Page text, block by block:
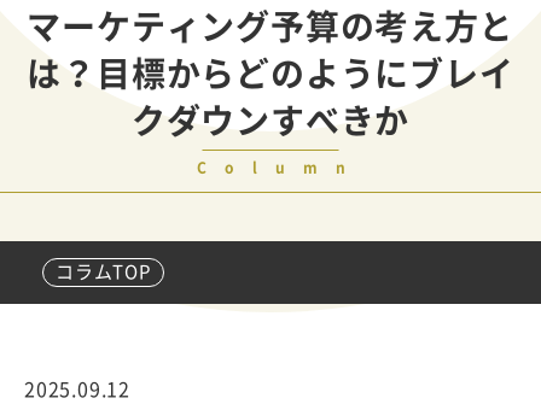
マーケティング予算の考え方と
は？目標からどのようにブレイ
クダウンすべきか
Column
コラムTOP
2025.09.12